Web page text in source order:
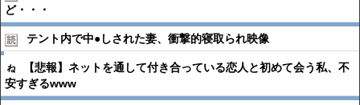
ど・・・
テント内で中●︎しされた妻、衝撃的寝取られ映像
【悲報】ネットを通して付き合っている恋人と初めて会う私、不
安すぎるwww